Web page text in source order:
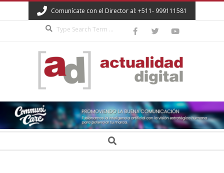
to
Comunícate con el Director al: +511- 999111581
ACTUALIDAD
DIGITAL Search